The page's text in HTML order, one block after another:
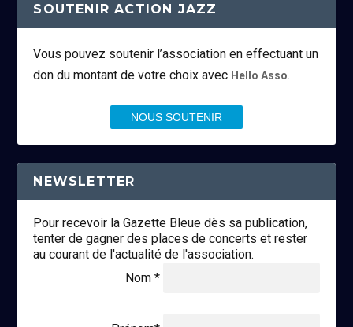
SOUTENIR ACTION JAZZ
Vous pouvez soutenir l’association en effectuant un
don du montant de votre choix avec Hello Asso.
NOUS SOUTENIR
NEWSLETTER
Pour recevoir la Gazette Bleue dès sa publication,
tenter de gagner des places de concerts et rester
au courant de l'actualité de l'association.
Nom *